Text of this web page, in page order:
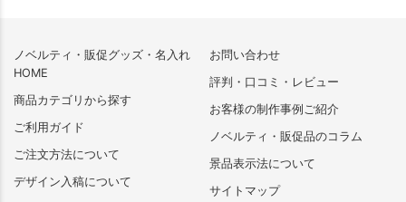
ノベルティ・販促グッズ・名入れ
HOME
商品カテゴリから探す
ご利用ガイド
ご注文方法について
デザイン入稿について
お問い合わせ
評判・口コミ・レビュー
お客様の制作事例ご紹介
ノベルティ・販促品のコラム
景品表示法について
サイトマップ